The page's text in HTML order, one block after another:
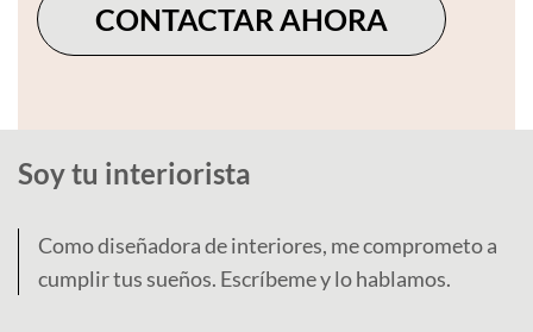
CONTACTAR AHORA
Soy tu interiorista
Como diseñadora de interiores, me comprometo a
cumplir tus sueños. Escríbeme y lo hablamos.